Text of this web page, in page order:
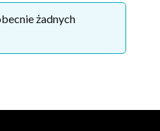
żadnych